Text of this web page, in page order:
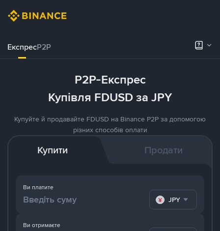
ЕкспресP2P
P2P-Експрес
Купівля FDUSD за JPY
Купуйте й продавайте FDUSD на Binance P2P за допомогою
різних способів оплати
Купити Продати
Ви платите
JPY
Ви отримаєте